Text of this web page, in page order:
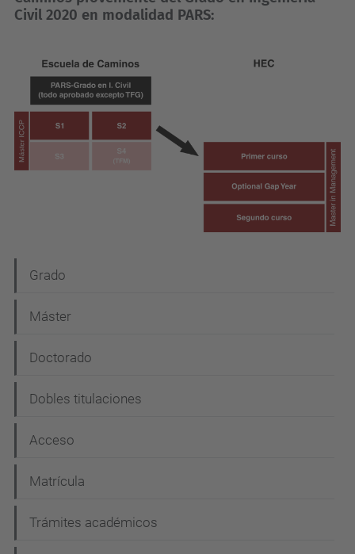
Civil 2020 en modalidad PARS:
a
v
g
a
i
ó
Grado
Máster
Doctorado
Dobles titulaciones
Acceso
Matrícula
Trámites académicos